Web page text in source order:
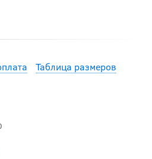
Таблица размеров